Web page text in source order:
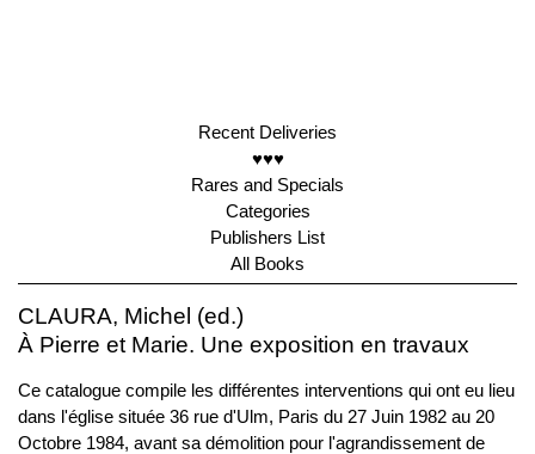
Recent Deliveries
♥♥♥
Rares and Specials
Categories
Publishers List
All Books
CLAURA, Michel (ed.)
À Pierre et Marie. Une exposition en travaux
Ce catalogue compile les différentes interventions qui ont eu lieu
dans l'église située 36 rue d'Ulm, Paris du 27 Juin 1982 au 20
Octobre 1984, avant sa démolition pour l'agrandissement de